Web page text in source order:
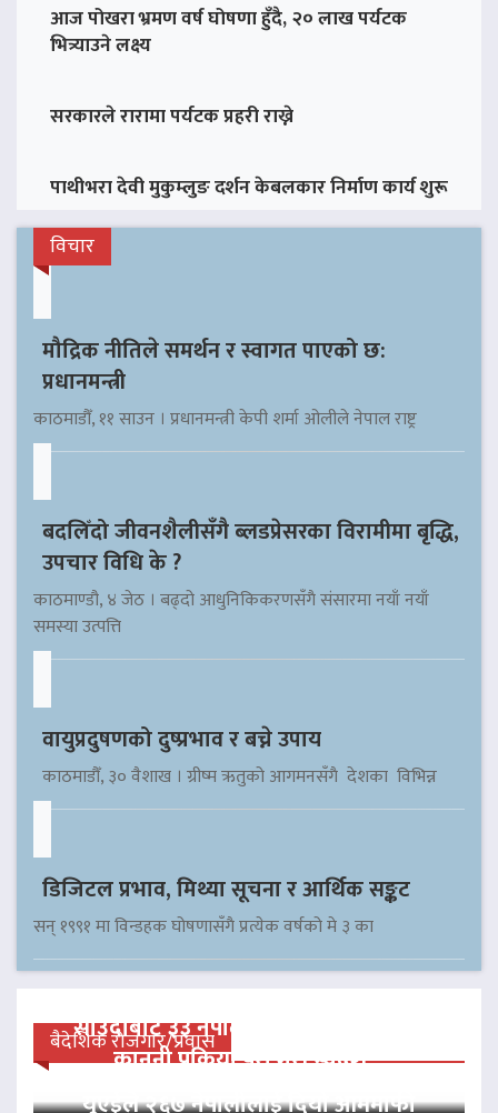
आज पोखरा भ्रमण वर्ष घोषणा हुँदै, २० लाख पर्यटक
भित्र्याउने लक्ष्य
सरकारले रारामा पर्यटक प्रहरी राख्ने
पाथीभरा देवी मुकुम्लुङ दर्शन केबलकार निर्माण कार्य शुरू
विचार
मौद्रिक नीतिले समर्थन र स्वागत पाएको छ:
प्रधानमन्त्री
काठमाडौँ, ११ साउन । प्रधानमन्त्री केपी शर्मा ओलीले नेपाल राष्ट्र
बदलिँदो जीवनशैलीसँगै ब्लडप्रेसरका विरामीमा बृद्धि,
उपचार विधि के ?
काठमाण्डौ, ४ जेठ । बढ्दो आधुनिकिकरणसँगै संसारमा नयाँ नयाँ
समस्या उत्पत्ति
वायुप्रदुषणको दुष्प्रभाव र बच्ने उपाय
काठमाडौँ, ३० वैशाख । ग्रीष्म ऋतुको आगमनसँगै देशका विभिन्न
डिजिटल प्रभाव, मिथ्या सूचना र आर्थिक सङ्कट
सन् १९९१ मा विन्डहक घोषणासँगै प्रत्येक वर्षको मे ३ का
बैदेशिक रोजगार/प्रवास
साउदीबाट ३३ नेपाली कैदीलाई आममाफी,
कानुनी प्रक्रिया पूरा गरी स्वदेश…
यूएईले २६७ नेपालीलाई दियो आममाफी